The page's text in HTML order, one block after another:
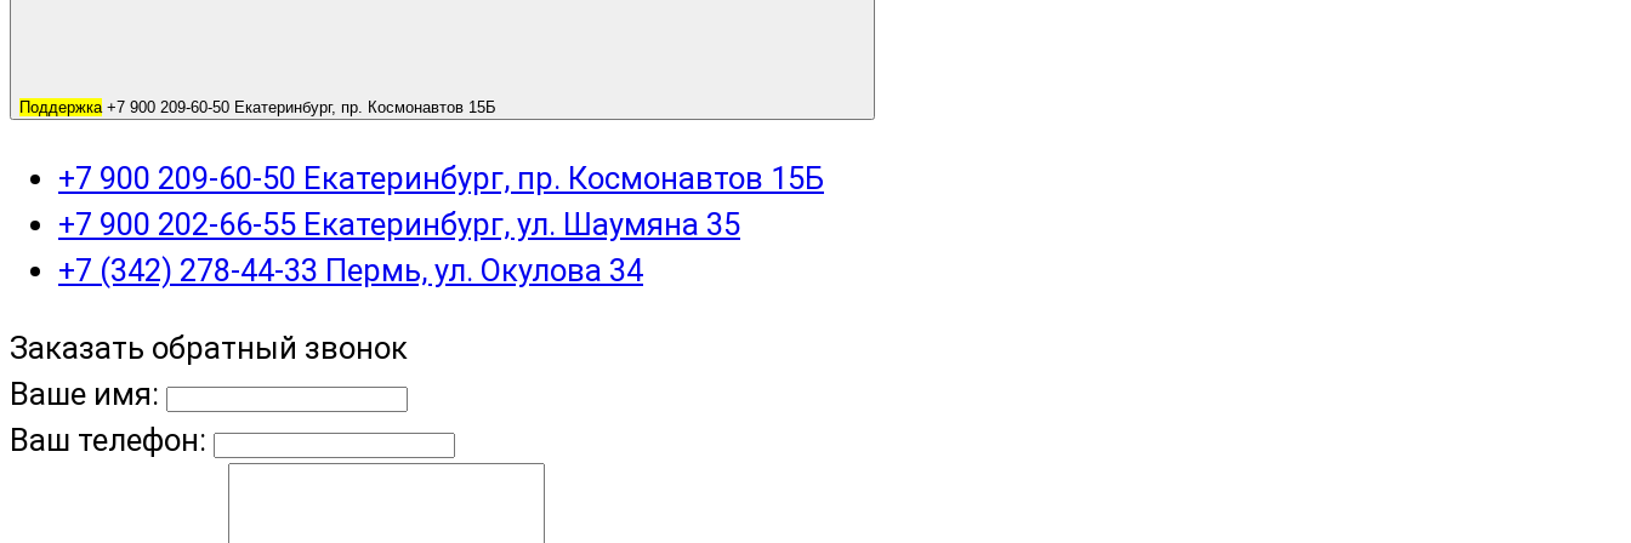
Поддержка +7 900 209-60-50 Екатеринбург, пр. Космонавтов 15Б
+7 900 209-60-50 Екатеринбург, пр. Космонавтов 15Б
+7 900 202-66-55 Екатеринбург, ул. Шаумяна 35
+7 (342) 278-44-33 Пермь, ул. Окулова 34
Заказать обратный звонок
Ваше имя:
Ваш телефон: